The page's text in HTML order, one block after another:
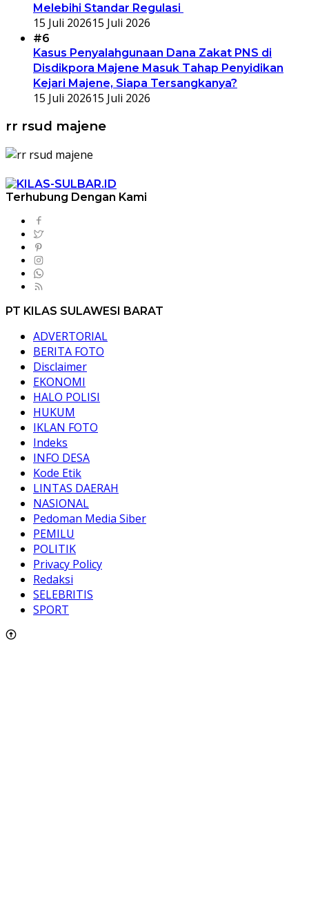
Melebihi Standar Regulasi
15 Juli 202615 Juli 2026
#6
Kasus Penyalahgunaan Dana Zakat PNS di
Disdikpora Majene Masuk Tahap Penyidikan
Kejari Majene, Siapa Tersangkanya?
15 Juli 202615 Juli 2026
rr rsud majene
Terhubung Dengan Kami
PT KILAS SULAWESI BARAT
ADVERTORIAL
BERITA FOTO
Disclaimer
EKONOMI
HALO POLISI
HUKUM
IKLAN FOTO
Indeks
INFO DESA
Kode Etik
LINTAS DAERAH
NASIONAL
Pedoman Media Siber
PEMILU
POLITIK
Privacy Policy
Redaksi
SELEBRITIS
SPORT